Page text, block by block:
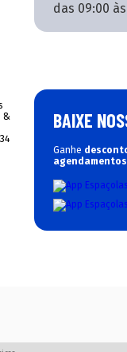
das 09:00
BAIXE
Ganhe
agendamentos